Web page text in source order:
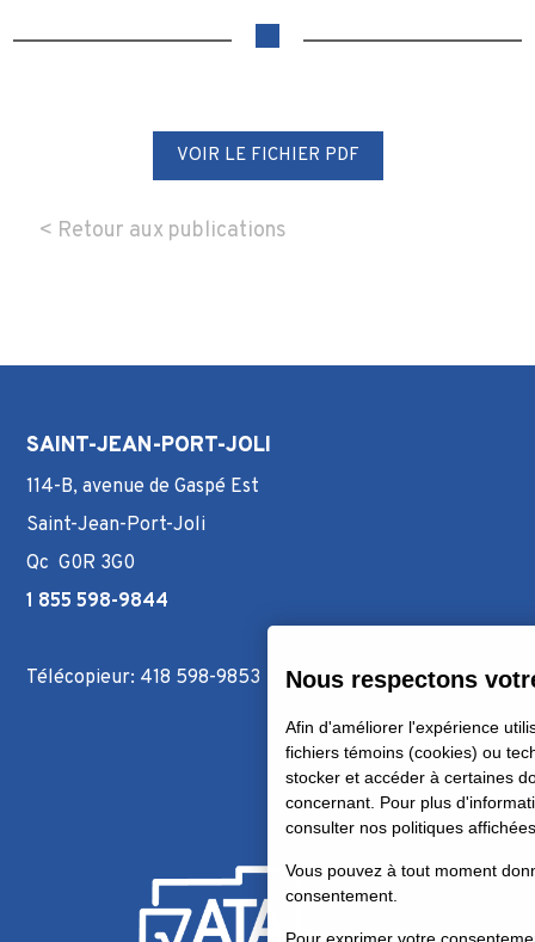
Nous respectons
Afin d'améliorer l'expérience
fichiers témoins (cookies) ou
stocker et accéder à certaines
concernant. Pour plus
consulter nos politiques
Vous pouvez à tout moment
consentement.
VOIR LE FICHIER PDF
< Retour aux publications
SAINT-JEAN-PORT-JOLI
114-B, avenue de Gaspé Est
Saint-Jean-Port-Joli
Qc G0R 3G0
1 855 598-9844
Télécopieur: 418 598-9853